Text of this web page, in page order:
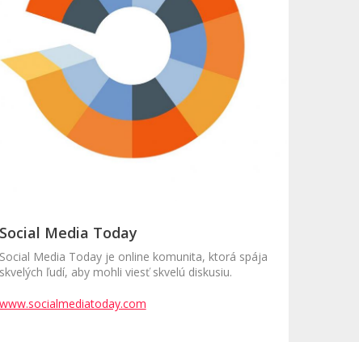
Social Media Today
Social Media Today je online komunita, ktorá spája
skvelých ľudí, aby mohli viesť skvelú diskusiu.
www.socialmediatoday.com